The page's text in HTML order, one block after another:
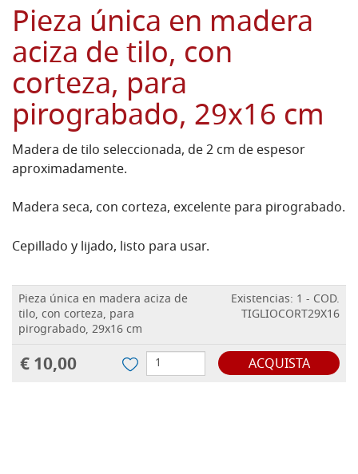
Pieza única en madera
aciza de tilo, con
corteza, para
pirograbado, 29x16 cm
Madera de tilo seleccionada, de 2 cm de espesor
aproximadamente.
Madera seca, con corteza, excelente para pirograbado.
Cepillado y lijado, listo para usar.
Pieza única en madera aciza de
tilo, con corteza, para
pirograbado, 29x16 cm
Existencias: 1 - COD.
TIGLIOCORT29X16
€ 10,00 ACQUISTA